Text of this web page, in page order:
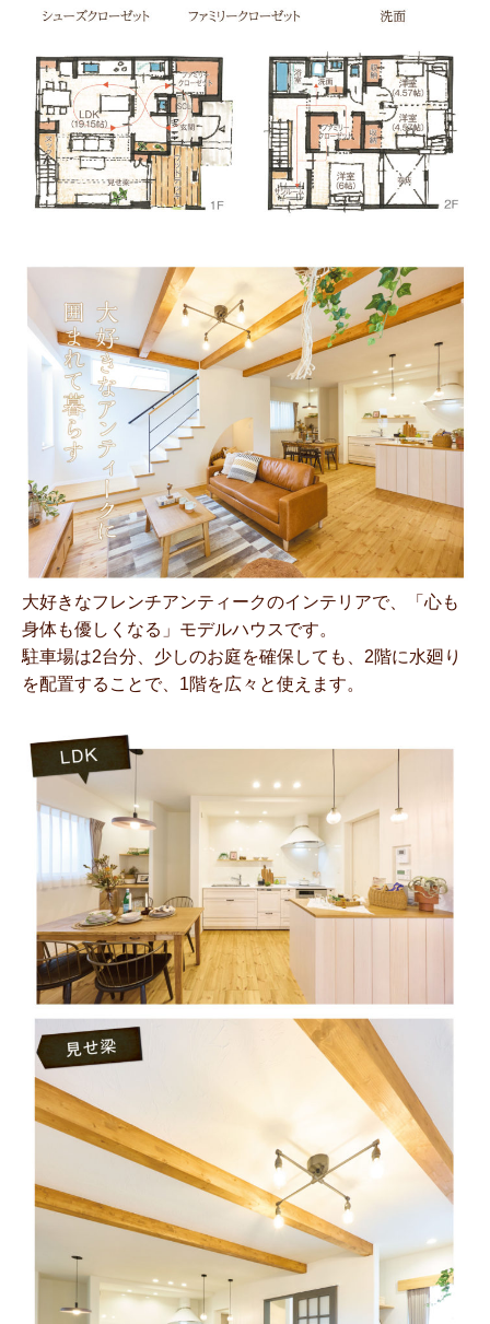
大好きなフレンチアンティークのインテリアで、「心も
身体も優しくなる」モデルハウスです。
駐車場は2台分、少しのお庭を確保しても、2階に水廻り
を配置することで、1階を広々と使えます。